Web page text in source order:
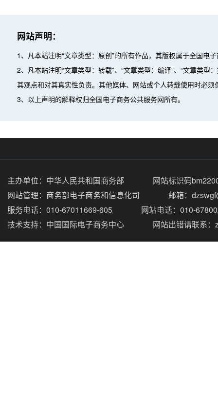
网站声明：
1、凡本站注明“文章类型：原创”的所有作品，其版权属于全国电
2、凡本站注明“文章类型：转载”、“文章类型：编译”、“文章类
其观点和对其真实性负责。其他媒体、网站或个人转载使用时必
3、以上声明的解释权归全国电子商务公共服务网所有。
主办单位： 中华人民共和国商务部
网站标识码
网站管理： 商务部电子商务和信息化司
邮箱：
服务电话：010-67011669-605
网站电话：010-
技术支持： 中国国际电子商务中心 网站出错请联系